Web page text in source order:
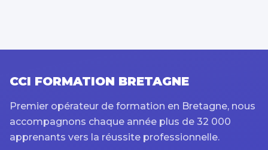
CCI FORMATION BRETAGNE
Premier opérateur de formation en Bretagne, nous
accompagnons chaque année plus de 32 000
apprenants vers la réussite professionnelle.